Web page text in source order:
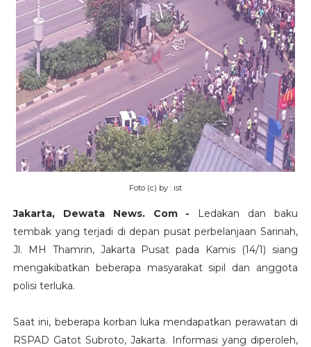
Foto (c) by : ist
Jakarta, Dewata News. Com - Ledakan dan baku
tembak yang terjadi di depan pusat perbelanjaan Sarinah,
Jl. MH Thamrin, Jakarta Pusat pada Kamis (14/1) siang
mengakibatkan beberapa masyarakat sipil dan anggota
polisi terluka.
Saat ini, beberapa korban luka mendapatkan perawatan di
RSPAD Gatot Subroto, Jakarta. Informasi yang diperoleh,